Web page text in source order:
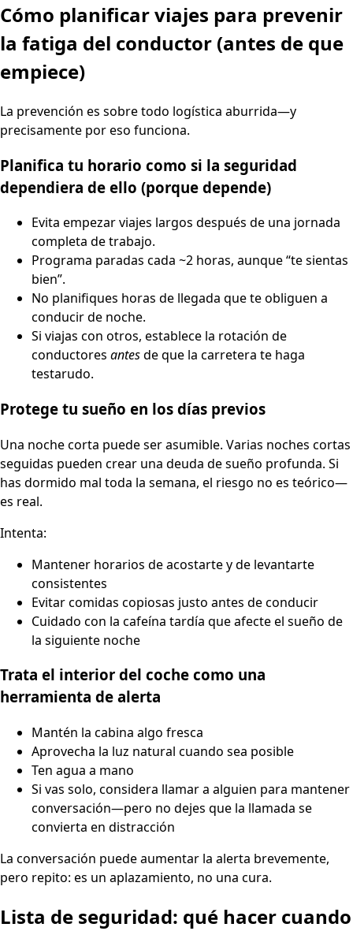
Cómo planificar viajes para prevenir
la fatiga del conductor (antes de que
empiece)
La prevención es sobre todo logística aburrida—y
precisamente por eso funciona.
Planifica tu horario como si la seguridad
dependiera de ello (porque depende)
Evita empezar viajes largos después de una jornada
completa de trabajo.
Programa paradas cada ~2 horas, aunque “te sientas
bien”.
No planifiques horas de llegada que te obliguen a
conducir de noche.
Si viajas con otros, establece la rotación de
conductores antesde que la carretera te haga
testarudo.
Protege tu sueño en los días previos
Una noche corta puede ser asumible. Varias noches cortas
seguidas pueden crear una deuda de sueño profunda. Si
has dormido mal toda la semana, el riesgo no es teórico—
es real.
Intenta:
Mantener horarios de acostarte y de levantarte
consistentes
Evitar comidas copiosas justo antes de conducir
Cuidado con la cafeína tardía que afecte el sueño de
la siguiente noche
Trata el interior del coche como una
herramienta de alerta
Mantén la cabina algo fresca
Aprovecha la luz natural cuando sea posible
Ten agua a mano
Si vas solo, considera llamar a alguien para mantener
conversación—pero no dejes que la llamada se
convierta en distracción
La conversación puede aumentar la alerta brevemente,
pero repito: es un aplazamiento, no una cura.
Lista de seguridad: qué hacer cuando